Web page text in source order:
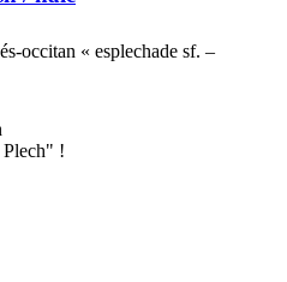
occitan « esplechade sf. –
!